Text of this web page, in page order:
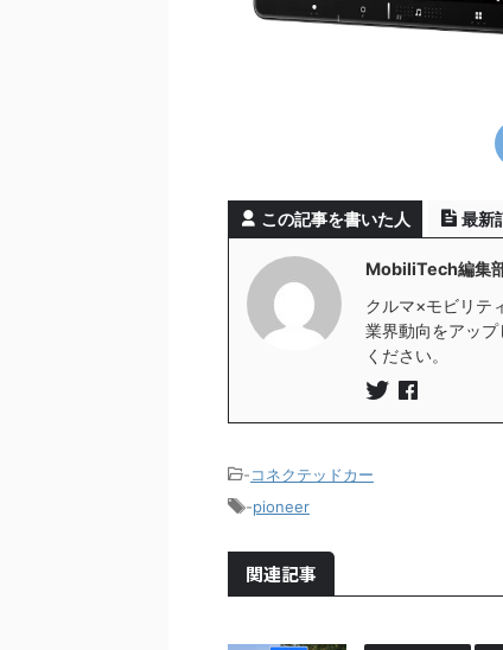
この記事を書いた人 最新
MobiliTech編集
クルマ×モビリテ
業界動向をアッ
ください。
-コネクテッドカー
-pioneer
関連記事